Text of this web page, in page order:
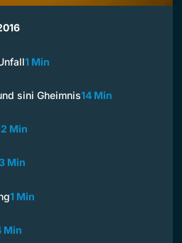
1 Min
sini Gheimnis14 Min
2 Min
Min
1 Min
Min